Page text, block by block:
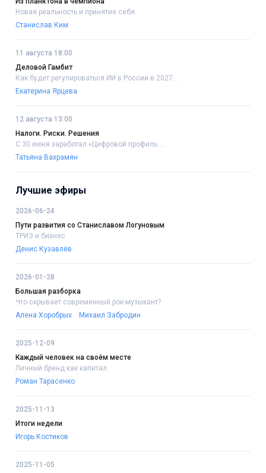
Новая реальность и принятие себя..
Станислав Ким
11 августа 18:00
Деловой Гамбит
Как будет регулироваться ИИ в России в 2027....
Екатерина Ярцева
12 августа 13:00
Налоги. Риски. Решения
С 30 июня заработал «Цифровой профиль....
Татьяна Вахрамян
Лучшие эфиры
2026-06-24
Пути развития со Станиславом Логуновым
ТРИЗ и бизнес
Денис Кузавлёв
2026-01-28
Большая разборка
Что скрывает современный рок-музыкант?
Алена Хоробрых
Михаил Забродин
2025-12-09
Каждый человек на своём месте
Личный бренд как капитал
Роман Тарасенко
2025-11-13
Итоги недели
Игорь Костиков
2025-11-05